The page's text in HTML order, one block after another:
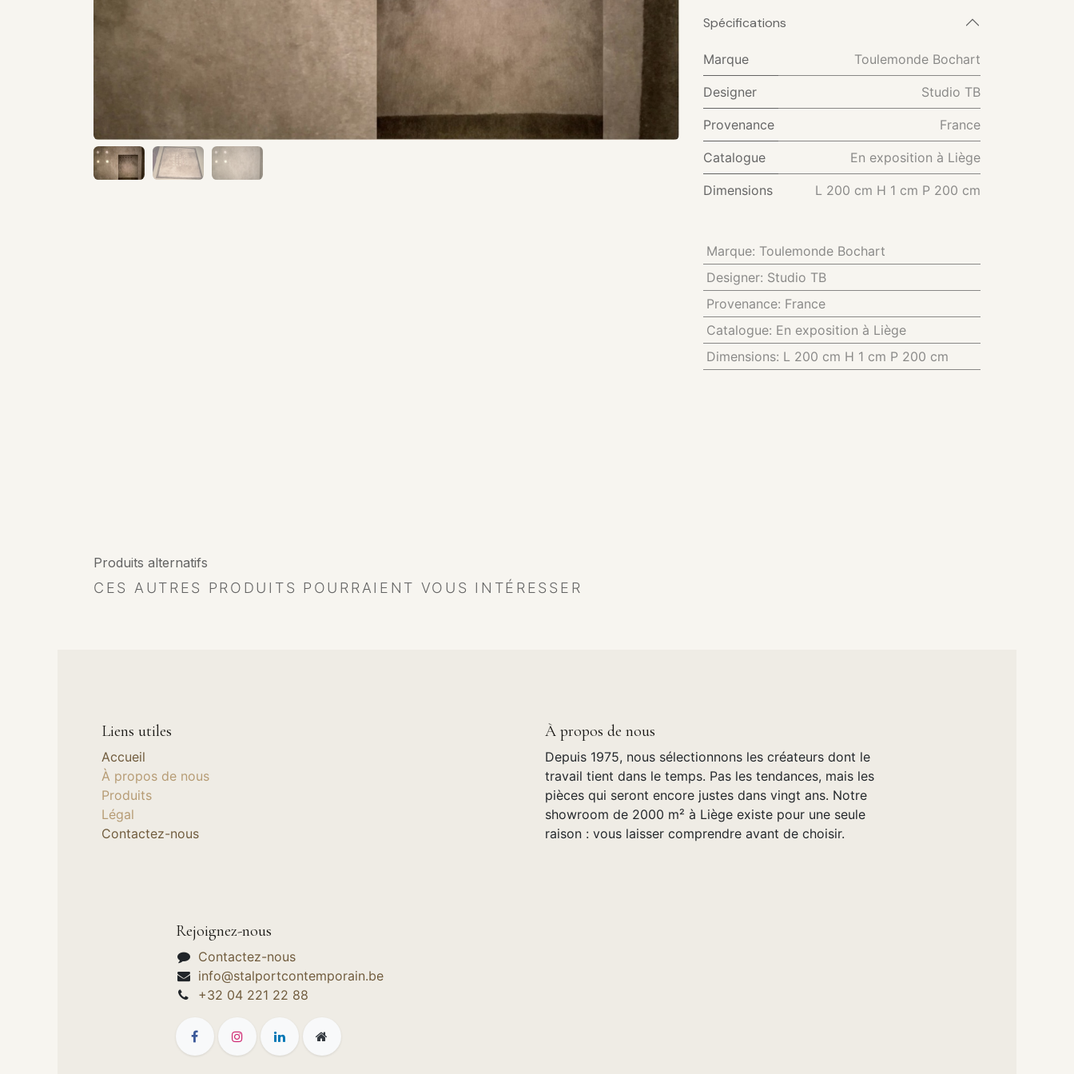
Spécifications
Marque Toulemonde Bochart
Designer Studio TB
Provenance France
Catalogue En exposition à Liège
Dimensions L 200 cm H 1 cm P 200 cm
Marque: Toulemonde Bochart
Designer: Studio TB
Provenance: France
Catalogue: En exposition à Liège
Dimensions: L 200 cm H 1 cm P 200 cm
Produits alternatifs
CES AUTRES PRODUITS POURRAIENT VOUS INTÉRESSER
Liens utiles
Accueil
À propos de nous
Produits
Légal
Contactez-nous
À propos de nous
Depuis 1975, nous sélectionnons les créateurs dont le
travail tient dans le temps. Pas les tendances, mais les
pièces qui seront encore justes dans vingt ans. Notre
showroom de 2000 m² à Liège existe pour une seule
raison : vous laisser comprendre avant de choisir.
Rejoignez-nous
Contactez-nous
info@stalportcontemporain.be
+32 04 221 22 88